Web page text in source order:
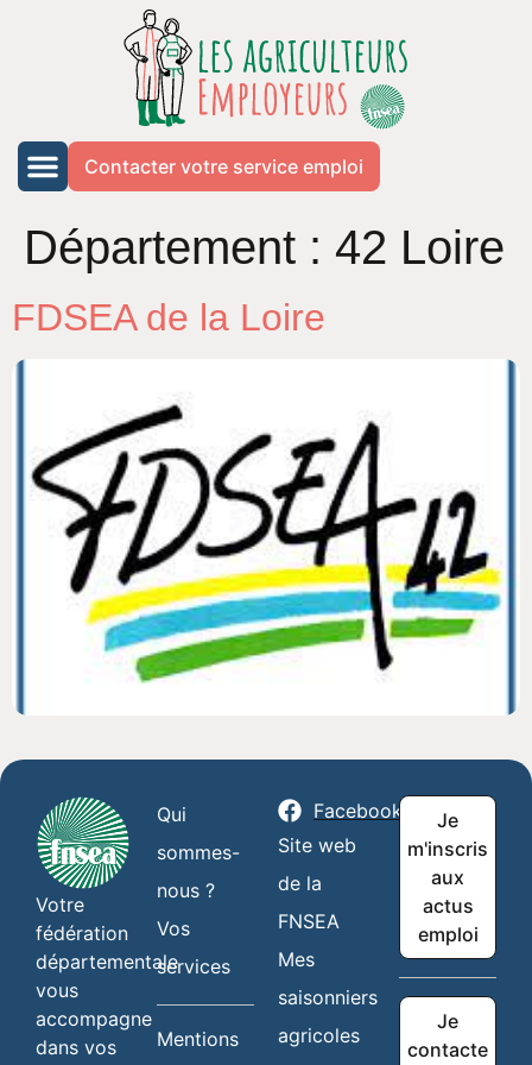
Contacter votre service emploi
Département : 42 Loire
FDSEA de la Loire
Votre
fédération
départementale
vous
accompagne
dans vos
Qui
sommes-
nous ?
Vos
services
Mentions
Facebook
Site web
de la
FNSEA
Mes
saisonniers
agricoles
Je
m'inscris
aux
actus
emploi
Je
contacte